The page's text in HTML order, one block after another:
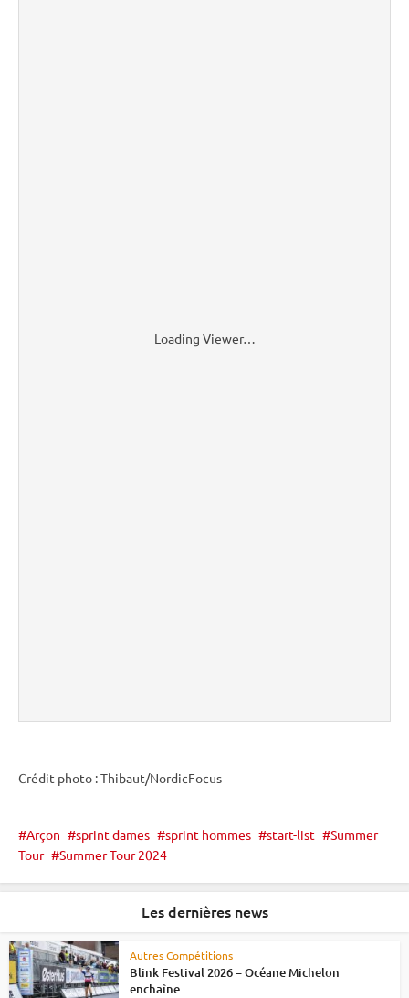
Loading Viewer…
Crédit photo : Thibaut/NordicFocus
Arçon sprint dames sprint hommes start-list
Summer
Tour
Summer Tour 2024
Les dernières news
Autres Compétitions
Blink Festival 2026 – Océane Michelon
enchaîne...